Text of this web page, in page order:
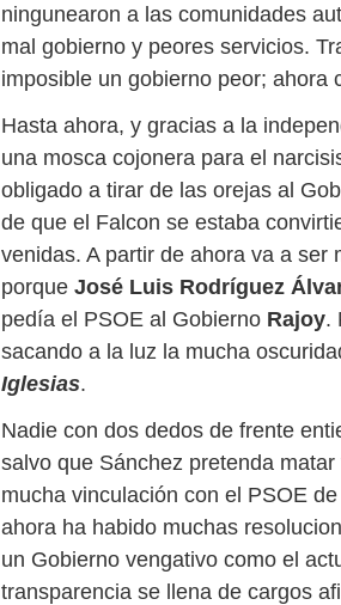
ningunearon a las comunidades
mal gobierno y peores servicios.
imposible un gobierno peor; ahora
Hasta ahora, y gracias a la
una mosca cojonera para el
obligado a tirar de las orejas al
de que el Falcon se estaba
venidas. A partir de ahora va a
porque José Luis Rodríguez
pedía el PSOE al Gobierno Rajoy.
sacando a la luz la mucha
Iglesias.
Nadie con dos dedos de frente
salvo que Sánchez pretenda
mucha vinculación con el PSOE
ahora ha habido muchas
un Gobierno vengativo como el
transparencia se llena de cargos